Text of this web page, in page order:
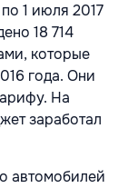
1 июля 2017
18 714
которые
года. Они
На
заработал
автомобилей